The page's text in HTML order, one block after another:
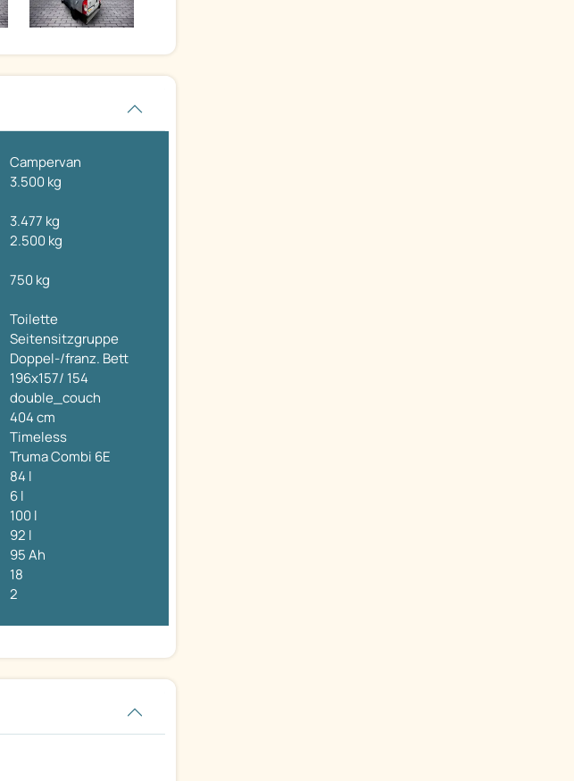
Campervan
3.500 kg
3.477 kg
2.500 kg
750 kg
Toilette
Seitensitzgruppe
Doppel-/franz. Bett
196x157/ 154
double_couch
404 cm
Timeless
Truma Combi 6E
84 l
6 l
100 l
92 l
95 Ah
18
2